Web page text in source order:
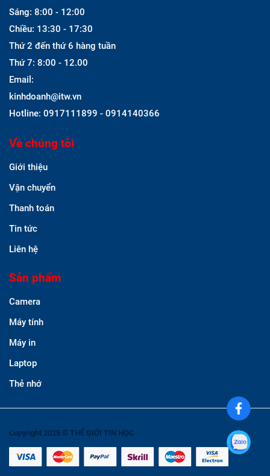
Sáng: 8:00 - 12:00
Chiều: 13:30 - 17:30
Thứ 2 đến thứ 6 hàng tuần
Thứ 7: 8:00 - 12.00
Email:
kinhdoanh@itw.vn
Hotline: 0917111899 - 0914140366
Về chúng tôi
Giới thiệu
Vận chuyển
Thanh toán
Tin tức
Liên hệ
Sản phẩm
Camera
Máy tính
Máy in
Laptop
Thẻ nhớ
Copyright 2025 © THẾ GIỚI TIN HỌC